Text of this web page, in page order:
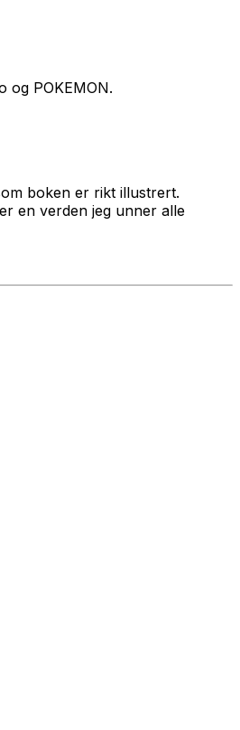
og POKEMON.
boken er rikt illustrert.
en verden jeg unner alle